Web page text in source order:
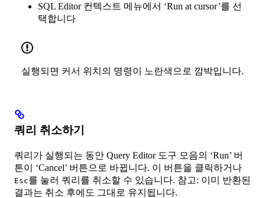
SQL Editor 컨텍스트 메뉴에서 ‘Run at cursor’를 선
택합니다
실행되면 커서 위치의 명령이 노란색으로 깜박입니다.
쿼리 취소하기
쿼리가 실행되는 동안 Query Editor 도구 모음의 ‘Run’ 버
튼이 ‘Cancel’ 버튼으로 바뀝니다. 이 버튼을 클릭하거나
Esc를 눌러 쿼리를 취소할 수 있습니다. 참고: 이미 반환된
결과는 취소 후에도 그대로 유지됩니다.